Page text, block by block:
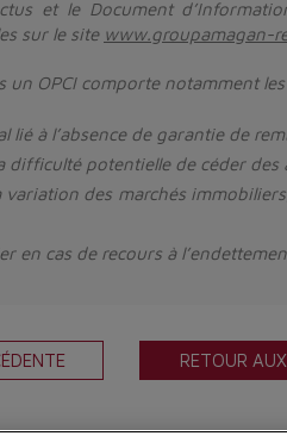
et le Document
sur le site www.groupamagan-
un OPCI comporte notamment
lié à l’absence de garantie de
difficulté potentielle de céder
variation des marchés
en cas de recours à
RETOUR